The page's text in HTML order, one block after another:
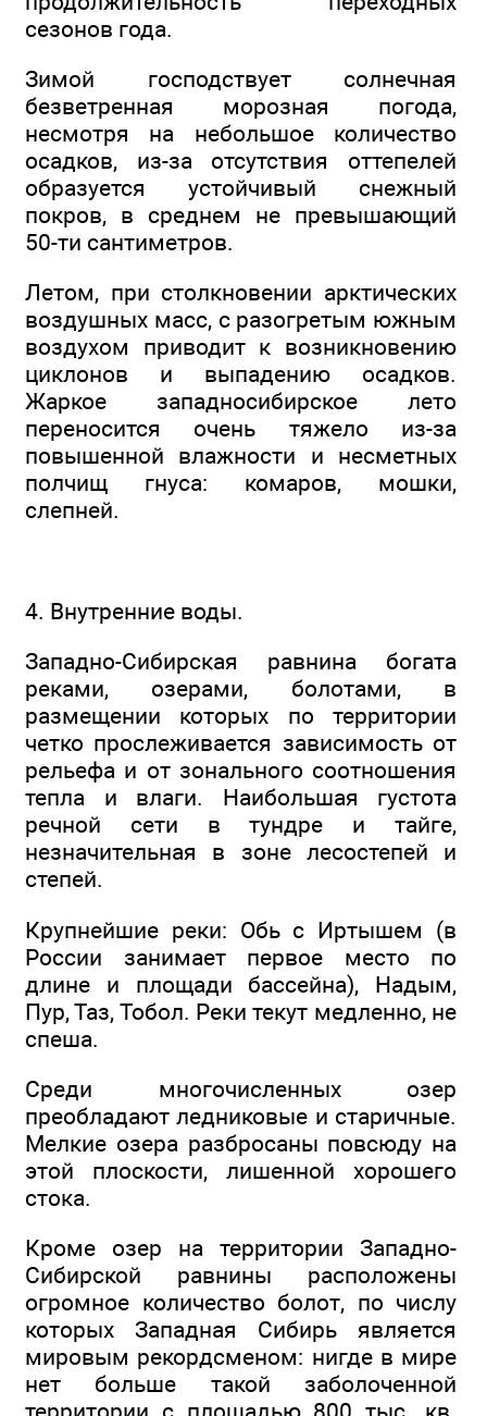
сезонов года.
Зимой господствует солнечная
безветренная морозная погода,
несмотря на небольшое количество
осадков, из-за отсутствия оттепелей
образуется устойчивый снежный
покров, в среднем не превышающий
50-ти сантиметров.
Летом, при столкновении арктических
воздушных масс, с разогретым южным
воздухом приводит к возникновению
циклонов и выпадению осадков.
Жаркое западносибирское лето
переносится очень тяжело из-за
повышенной влажности и несметных
полчищ гнуса: комаров, мошки,
слепней.
4. Внутренние воды.
Западно-Сибирская равнина богата
реками, озерами, болотами, в
размещении которых по территории
четко прослеживается зависимость от
рельефа и от зонального соотношения
тепла и влаги. Наибольшая густота
речной сети в тундре и тайге,
незначительная в зоне лесостепей и
степей.
Крупнейшие реки: Обь с Иртышем (в
России занимает первое место по
длине и площади бассейна), Надым,
Пур, Таз, Тобол. Реки текут медленно, не
спеша.
Среди многочисленных озер
преобладают ледниковые и старичные.
Мелкие озера разбросаны повсюду на
этой плоскости, лишенной хорошего
стока.
Кроме озер на территории Западно-
Сибирской равнины расположены
огромное количество болот, по числу
которых Западная Сибирь является
мировым рекордсменом: нигде в мире
нет больше такой заболоченной